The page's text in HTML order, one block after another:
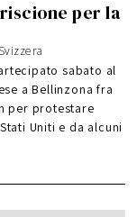
per la
sabato al
a Bellinzona fra
per protestare
Uniti e da alcuni